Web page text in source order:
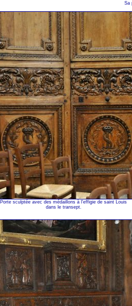
Sa
Porte sculptée avec des médaillons à l'effigie de saint Louis
dans le transept.